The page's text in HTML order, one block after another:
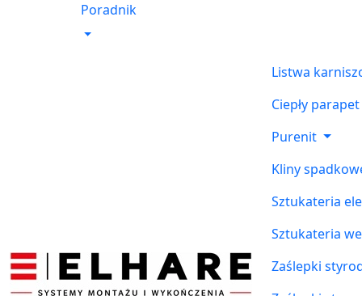
Poradnik
Listwa
Ciepły parapet
Purenit
Kliny
Sztukateria
Sztukateria
Zaślepki